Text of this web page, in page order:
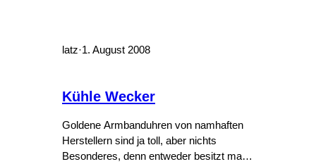
latz·1. August 2008
Kühle Wecker
Goldene Armbanduhren von namhaften
Herstellern sind ja toll, aber nichts
Besonderes, denn entweder besitzt man